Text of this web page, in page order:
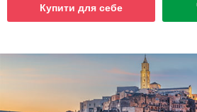
Купити для себе